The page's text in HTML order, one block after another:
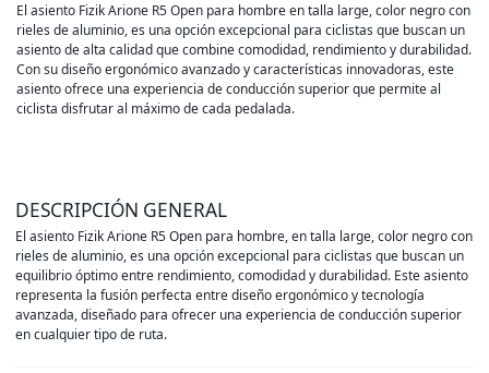
El asiento Fizik Arione R5 Open para hombre en talla large, color negro con
rieles de aluminio, es una opción excepcional para ciclistas que buscan un
asiento de alta calidad que combine comodidad, rendimiento y durabilidad.
Con su diseño ergonómico avanzado y características innovadoras, este
asiento ofrece una experiencia de conducción superior que permite al
ciclista disfrutar al máximo de cada pedalada.
DESCRIPCIÓN GENERAL
El asiento Fizik Arione R5 Open para hombre, en talla large, color negro con
rieles de aluminio, es una opción excepcional para ciclistas que buscan un
equilibrio óptimo entre rendimiento, comodidad y durabilidad. Este asiento
representa la fusión perfecta entre diseño ergonómico y tecnología
avanzada, diseñado para ofrecer una experiencia de conducción superior
en cualquier tipo de ruta.